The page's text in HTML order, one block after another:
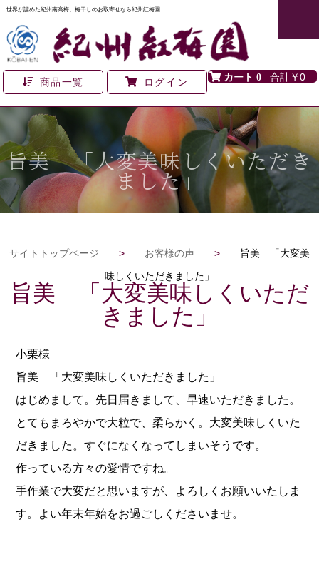
世界が認めた紀州南高梅、梅干しのお取寄せなら紀州紅梅園
商品一覧 ログイン 0 ￥0
旨美 「大変美味しくいただき
ました」
サイトトップページ > お客様の声 >
旨美 「大変美
味しくいただきました」
旨美 「大変美味しくいただ
きました」
小栗様
旨美 「大変美味しくいただきました」
はじめまして。先日届きまして、早速いただきました。
とてもまろやかで大粒で、柔らかく。大変美味しくいた
だきました。すぐになくなってしまいそうです。
作っている方々の愛情ですね。
手作業で大変だと思いますが、よろしくお願いいたしま
す。よい年末年始をお過ごしくださいませ。